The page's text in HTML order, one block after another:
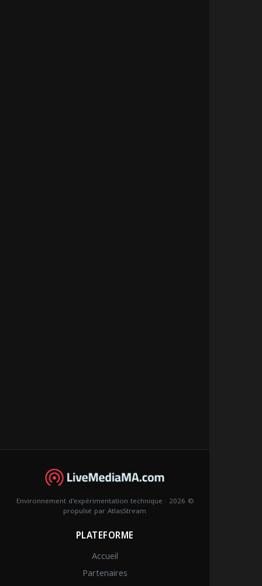
© 2026 · Environnement d'expérimentation technique
propulsé parAtlasStream
PLATEFORME
Accueil
Partenaires